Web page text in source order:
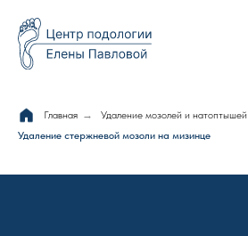
Главная → Удаление мозолей и натоптышей
Удаление стержневой мозоли на мизинце